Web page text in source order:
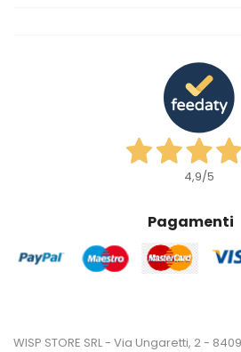
4,9/5
Pagamenti
WISP STORE SRL - Via Ungaretti, 2 -